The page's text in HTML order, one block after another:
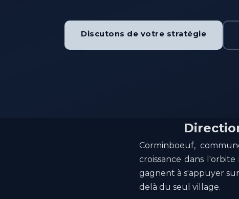
Discutons de votre stratégie
Corminboeuf,
croissance dans
gagnent à s'appuyer
delà du seul village.